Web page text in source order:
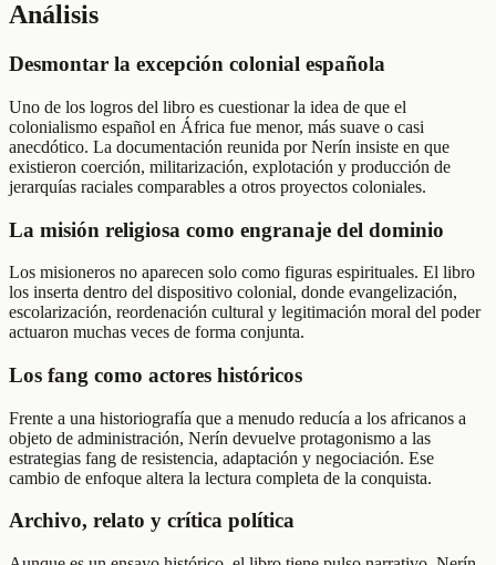
Análisis
Desmontar la excepción colonial española
Uno de los logros del libro es cuestionar la idea de que el
colonialismo español en África fue menor, más suave o casi
anecdótico. La documentación reunida por Nerín insiste en que
existieron coerción, militarización, explotación y producción de
jerarquías raciales comparables a otros proyectos coloniales.
La misión religiosa como engranaje del dominio
Los misioneros no aparecen solo como figuras espirituales. El libro
los inserta dentro del dispositivo colonial, donde evangelización,
escolarización, reordenación cultural y legitimación moral del poder
actuaron muchas veces de forma conjunta.
Los fang como actores históricos
Frente a una historiografía que a menudo reducía a los africanos a
objeto de administración, Nerín devuelve protagonismo a las
estrategias fang de resistencia, adaptación y negociación. Ese
cambio de enfoque altera la lectura completa de la conquista.
Archivo, relato y crítica política